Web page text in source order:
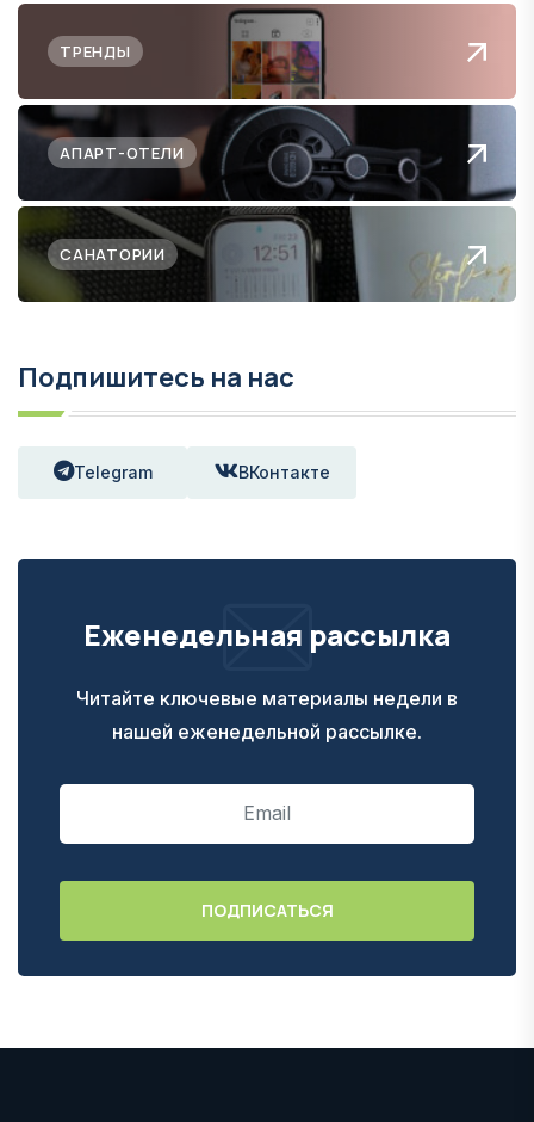
ТРЕНДЫ
АПАРТ-ОТЕЛИ
САНАТОРИИ
Подпишитесь на нас
Telegram ВКонтакте
Еженедельная рассылка
Читайте ключевые материалы недели в
нашей еженедельной рассылке.